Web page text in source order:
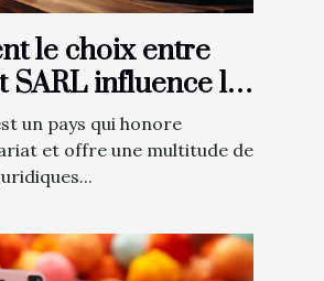
le choix entre
SARL influence la
freelance
un pays qui honore
et offre une multitude de